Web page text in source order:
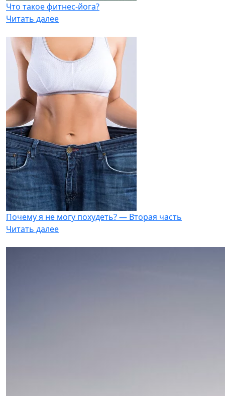
Что такое фитнес-йога?
Читать далее
Почему я не могу похудеть? — Вторая часть
Читать далее